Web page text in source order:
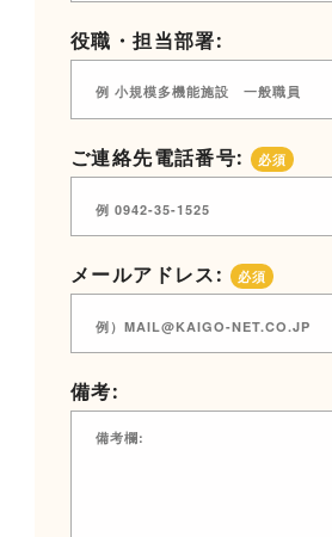
役職・担当部署:
ご連絡先電話番号: 必須
メールアドレス: 必須
備考: